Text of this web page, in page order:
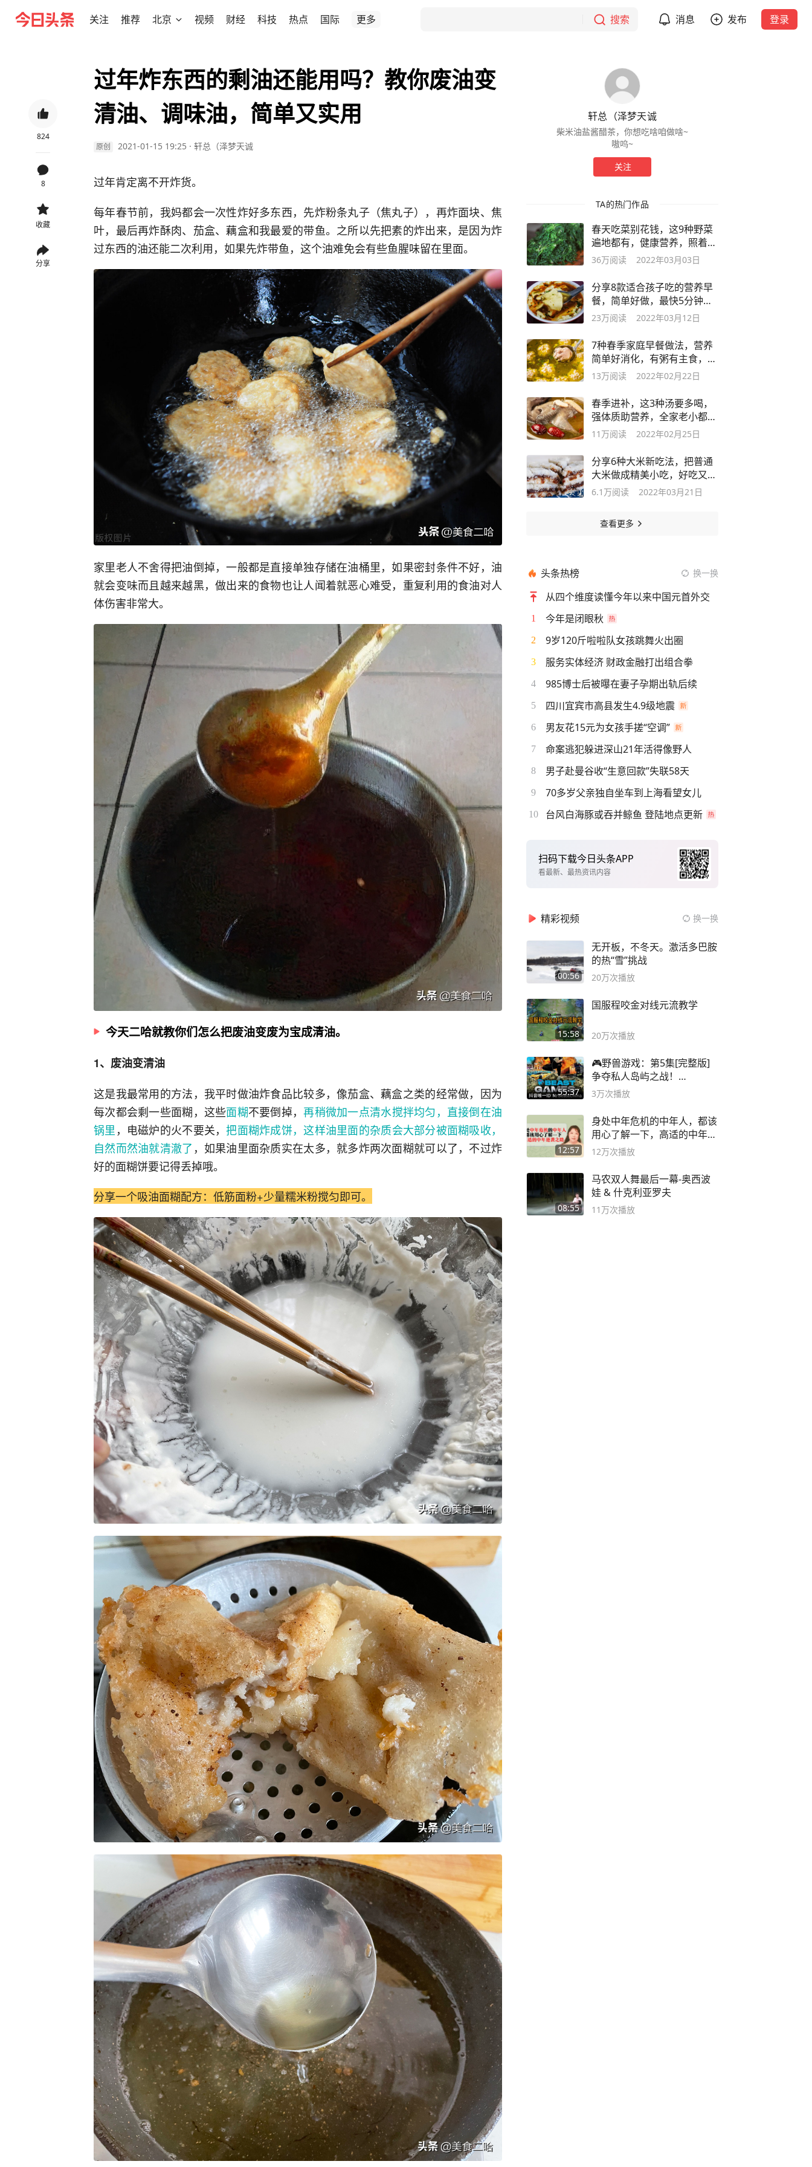
关注 推荐 北京 视频 财经 科技 热点 国际 更多 搜索 消息 发布 登录
824
8
收藏
分享
过年炸东西的剩油还能用吗？教你废油变
清油、调味油，简单又实用
原创 2021-01-15 19:25 · 轩总（泽梦天诚
过年肯定离不开炸货。
每年春节前，我妈都会一次性炸好多东西，先炸粉条丸子（焦丸子），再炸面块、焦
叶，最后再炸酥肉、茄盒、藕盒和我最爱的带鱼。之所以先把素的炸出来，是因为炸
过东西的油还能二次利用，如果先炸带鱼，这个油难免会有些鱼腥味留在里面。
家里老人不舍得把油倒掉，一般都是直接单独存储在油桶里，如果密封条件不好，油
就会变味而且越来越黑，做出来的食物也让人闻着就恶心难受，重复利用的食油对人
体伤害非常大。
今天二哈就教你们怎么把废油变废为宝成清油。
1、废油变清油
这是我最常用的方法，我平时做油炸食品比较多，像茄盒、藕盒之类的经常做，因为
每次都会剩一些面糊，这些面糊不要倒掉，再稍微加一点清水搅拌均匀，直接倒在油
锅里 ，电磁炉的火不要关，把面糊炸成饼，这样油里面的杂质会大部分被面糊吸收，
自然而然油就清澈了 ，如果油里面杂质实在太多，就多炸两次面糊就可以了，不过炸
好的面糊饼要记得丢掉哦。
分享一个吸油面糊配方：低筋面粉+少量糯米粉搅匀即可。
轩总（泽梦天诚
柴米油盐酱醋茶，你想吃啥咱做啥~
嗷呜~
关注
TA的热门作品
春天吃菜别花钱，这9种野菜
遍地都有，健康营养，照着吃
准没错
36万阅读 2022年03月03日
分享8款适合孩子吃的营养早
餐，简单好做，最快5分钟就
能搞定
23万阅读 2022年03月12日
7种春季家庭早餐做法，营养
简单好消化，有粥有主食，每
天不重样
13万阅读 2022年02月22日
春季进补，这3种汤要多喝，
强体质助营养，全家老小都适
宜
11万阅读 2022年02月25日
分享6种大米新吃法，把普通
大米做成精美小吃，好吃又简
单
6.1万阅读 2022年03月21日
查看更多
头条热榜 换一换
从四个维度读懂今年以来中国元首外交
1 今年是闭眼秋
2 9岁120斤啦啦队女孩跳舞火出圈
3 服务实体经济 财政金融打出组合拳
4 985博士后被曝在妻子孕期出轨后续
5 四川宜宾市高县发生4.9级地震
6 男友花15元为女孩手搓“空调”
7 命案逃犯躲进深山21年活得像野人
8 男子赴曼谷收“生意回款”失联58天
9 70多岁父亲独自坐车到上海看望女儿
10 台风白海豚或吞并鲸鱼 登陆地点更新
扫码下载今日头条APP
看最新、最热资讯内容
精彩视频 换一换
00:56
无开板，不冬天。激活多巴胺
的热“雪”挑战
20万次播放
15:58
国服程咬金对线元流教学
20万次播放
55:37
🎮野兽游戏：第5集[完整版]
争夺私人岛屿之战！
#MrBeastChina
3万次播放
12:57
身处中年危机的中年人，都该
用心了解一下，高适的中年逆
袭之路
12万次播放
08:55
马农双人舞最后一幕-奥西波
娃 & 什克利亚罗夫
11万次播放